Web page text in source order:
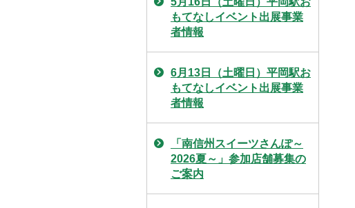
もてなしイベント出展事業
者情報
6月13日（土曜日）平岡駅お
もてなしイベント出展事業
者情報
「南信州スイーツさんぽ～
2026夏～」参加店舗募集の
ご案内